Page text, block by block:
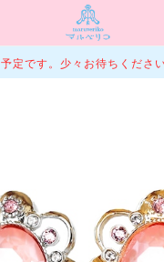
す。少々お待ちくださいま